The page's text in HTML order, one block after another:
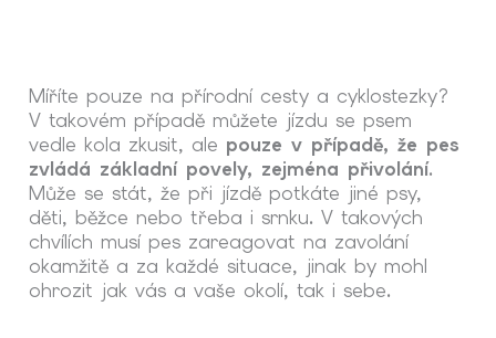
Míříte pouze na přírodní cesty a cyklostezky?
V takovém případě můžete jízdu se psem
vedle kola zkusit, ale pouze v případě, že pes
zvládá základní povely, zejména přivolání.
Může se stát, že při jízdě potkáte jiné psy,
děti, běžce nebo třeba i srnku. V takových
chvílích musí pes zareagovat na zavolání
okamžitě a za každé situace, jinak by mohl
ohrozit jak vás a vaše okolí, tak i sebe.